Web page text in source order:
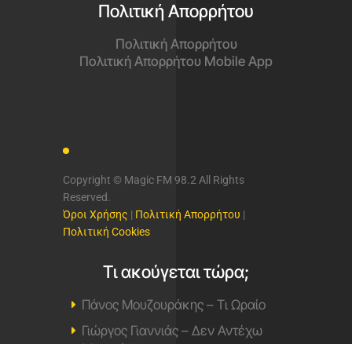
Πολιτική Απορρήτου
Πολιτική Απορρήτου
Πολιτική Απορρήτου Mobile App
Copyright © Magic FM 98.2 All Rights
Reserved.
Όροι Χρήσης | Πολιτική Απορρήτου |
Πολιτική Cookies
Τι ακούγεται τώρα;
Πάνος Μουζουράκης – Τι Ωραίο
Γιώργος Γιαννιάς – Δεν Αντέχω